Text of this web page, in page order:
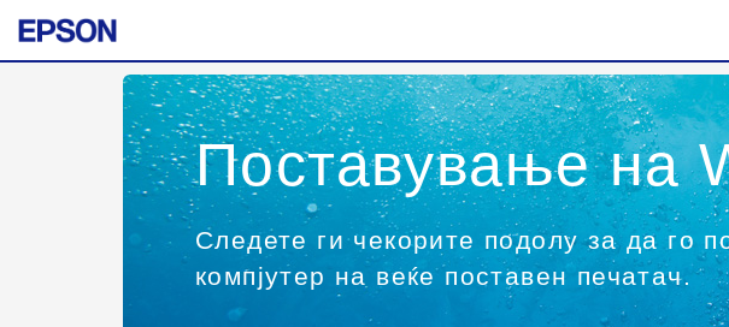
Поставување на
Следете ги чекорите подолу за да го
компјутер на веќе поставен печатач.